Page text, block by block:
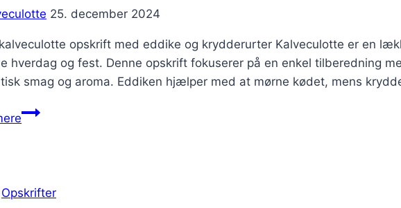
25. december 2024
opskrift med eddike og krydderurter Kalveculotte er en
hverdag og fest. Denne opskrift fokuserer på en enkel tilberedning
smag og aroma. Eddiken hjælper med at mørne kødet, mens
Enkel
eddike
Opskrifter